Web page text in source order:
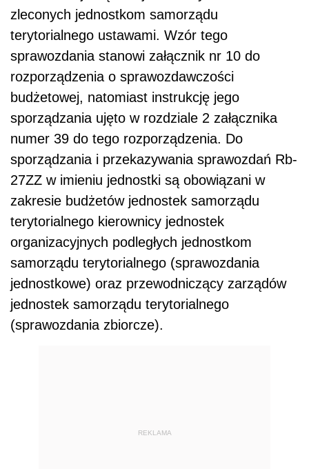
zleconych jednostkom samorządu
terytorialnego ustawami. Wzór tego
sprawozdania stanowi załącznik nr 10 do
rozporządzenia o sprawozdawczości
budżetowej, natomiast instrukcję jego
sporządzania ujęto w rozdziale 2 załącznika
numer 39 do tego rozporządzenia. Do
sporządzania i przekazywania sprawozdań Rb-
27ZZ w imieniu jednostki są obowiązani w
zakresie budżetów jednostek samorządu
terytorialnego kierownicy jednostek
organizacyjnych podległych jednostkom
samorządu terytorialnego (sprawozdania
jednostkowe) oraz przewodniczący zarządów
jednostek samorządu terytorialnego
(sprawozdania zbiorcze).
REKLAMA